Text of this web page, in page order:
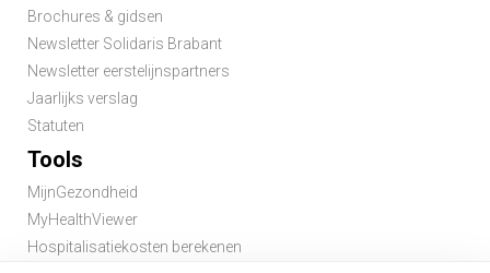
Brochures & gidsen
Newsletter Solidaris Brabant
Newsletter eerstelijnspartners
Jaarlijks verslag
Statuten
Tools
MijnGezondheid
MyHealthViewer
Hospitalisatiekosten berekenen